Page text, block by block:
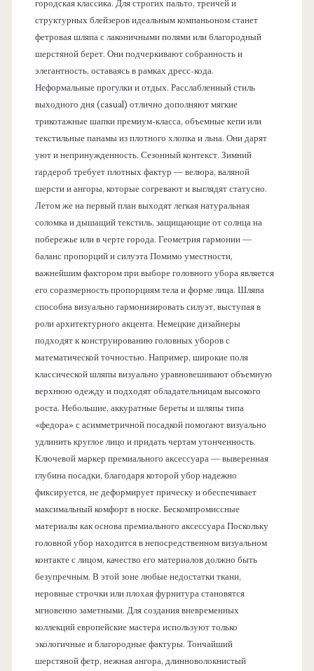
городская классика. Для строгих пальто, тренчей и
структурных блейзеров идеальным компаньоном станет
фетровая шляпа с лаконичными полями или благородный
шерстяной берет. Они подчеркивают собранность и
элегантность, оставаясь в рамках дресс-кода.
Неформальные прогулки и отдых. Расслабленный стиль
выходного дня (casual) отлично дополняют мягкие
трикотажные шапки премиум-класса, объемные кепи или
текстильные панамы из плотного хлопка и льна. Они дарят
уют и непринужденность. Сезонный контекст. Зимний
гардероб требует плотных фактур — велюра, валяной
шерсти и ангоры, которые согревают и выглядят статусно.
Летом же на первый план выходят легкая натуральная
соломка и дышащий текстиль, защищающие от солнца на
побережье или в черте города. Геометрия гармонии —
баланс пропорций и силуэта Помимо уместности,
важнейшим фактором при выборе головного убора является
его соразмерность пропорциям тела и форме лица. Шляпа
способна визуально гармонизировать силуэт, выступая в
роли архитектурного акцента. Немецкие дизайнеры
подходят к конструированию головных уборов с
математической точностью. Например, широкие поля
классической шляпы визуально уравновешивают объемную
верхнюю одежду и подходят обладательницам высокого
роста. Небольшие, аккуратные береты и шляпы типа
«федора» с асимметричной посадкой помогают визуально
удлинить круглое лицо и придать чертам утонченность.
Ключевой маркер премиального аксессуара — выверенная
глубина посадки, благодаря которой убор надежно
фиксируется, не деформирует прическу и обеспечивает
максимальный комфорт в носке. Бескомпромиссные
материалы как основа премиального аксессуара Поскольку
головной убор находится в непосредственном визуальном
контакте с лицом, качество его материалов должно быть
безупречным. В этой зоне любые недостатки ткани,
неровные строчки или плохая фурнитура становятся
мгновенно заметными. Для создания вневременных
коллекций европейские мастера используют только
экологичные и благородные фактуры. Тончайший
шерстяной фетр, нежная ангора, длинноволокнистый